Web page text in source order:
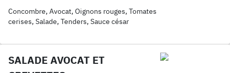
Concombre, Avocat, Oignons rouges, Tomates
cerises, Salade, Tenders, Sauce césar
SALADE AVOCAT ET